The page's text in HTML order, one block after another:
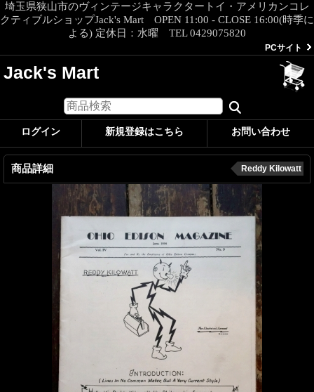
埼玉県狭山市のヴィンテージキャラクタートイ・アメリカンコレ
クティブルショップJack's Mart OPEN 11:00 - CLOSE 16:00(時季に
よる) 定休日：水曜 TEL 0429075820
PCサイト
Jack's Mart
ログイン 新規登録はこちら お問い合わせ
商品詳細 Reddy Kilowatt